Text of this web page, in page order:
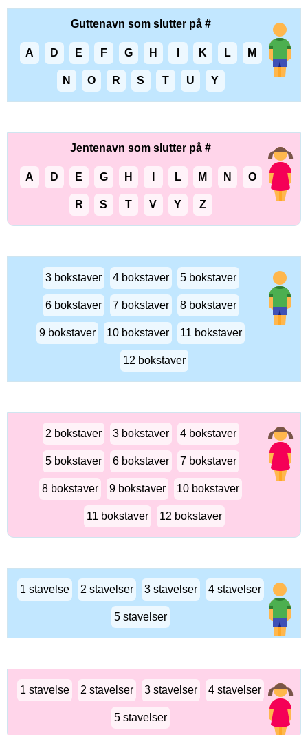
Guttenavn som slutter på #
A D E F G H K L M
N O R S T U Y
Jentenavn som slutter på #
A D E G H L M N O
R S T V Y Z
3 bokstaver 4 bokstaver 5 bokstaver
6 bokstaver 7 bokstaver 8 bokstaver
9 bokstaver 10 bokstaver 11 bokstaver
12 bokstaver
2 bokstaver 3 bokstaver 4 bokstaver
5 bokstaver 6 bokstaver 7 bokstaver
8 bokstaver 9 bokstaver 10 bokstaver
11 bokstaver 12 bokstaver
1 stavelse 2 stavelser 3 stavelser 4 stavelser
5 stavelser
1 stavelse 2 stavelser 3 stavelser 4 stavelser
5 stavelser